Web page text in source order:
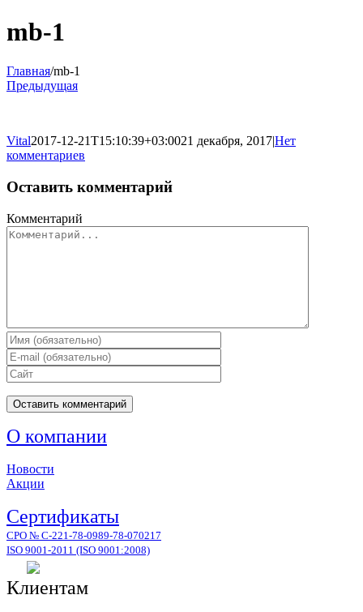
mb-1
Главная/mb-1
Предыдущая
Vital2017-12-21T15:10:39+03:0021 декабря, 2017|Нет
комментариев
Оставить комментарий
Комментарий
О компании
Новости
Акции
Сертификаты
СРО № С-221-78-0989-78-070217
ISO 9001-2011 (ISO 9001:2008)
Клиентам